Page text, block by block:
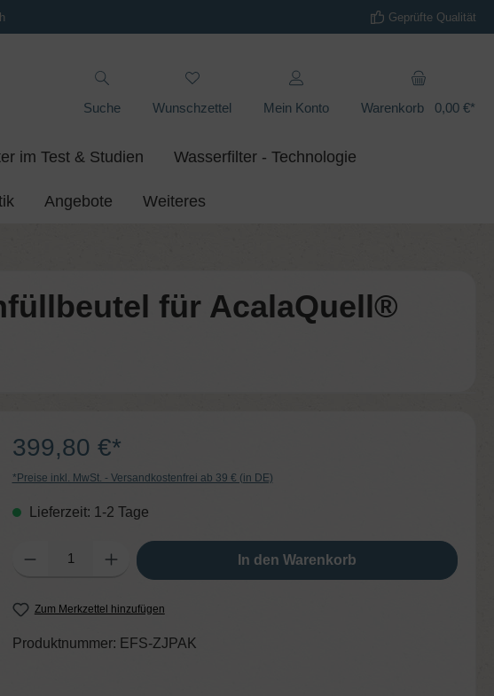
Geprüfte Qualität
Suche Wunschzettel Mein Konto Warenkorb 0,00 €*
im Test & Studien Wasserfilter - Technologie
Angebote Weiteres
für AcalaQuell®
399,80 €*
*Preise inkl. MwSt. - Versandkostenfrei ab 39 € (in DE)
Lieferzeit: 1-2 Tage
Produkt Anzahl: Gib den gewünschten Wert ein oder benutze die Schaltflächen um die Anzahl zu
In den Warenkorb
Zum Merkzettel hinzufügen
Produktnummer: EFS-ZJPAK